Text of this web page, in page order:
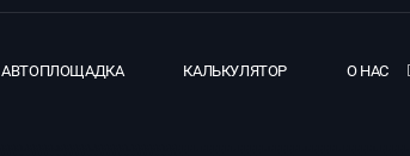
АВТОПЛОЩАДКА КАЛЬКУЛЯТОР О НАС